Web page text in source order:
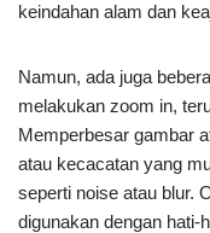
keindahan alam dan
Namun, ada juga
melakukan zoom in,
Memperbesar gambar
atau kecacatan yang
seperti noise atau blur.
digunakan dengan hati-